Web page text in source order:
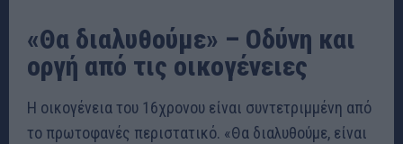
«Θα διαλυθούμε» – Οδύνη και
οργή από τις οικογένειες
Η οικογένεια του 16χρονου είναι συντετριμμένη από
το πρωτοφανές περιστατικό. «Θα διαλυθούμε, είναι